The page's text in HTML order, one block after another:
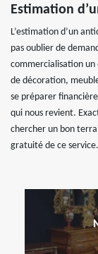
Estimation
L’estimation d’un
pas oublier de
commercialisation
de décoration,
se préparer
qui nous revient.
chercher un bon
gratuité de ce